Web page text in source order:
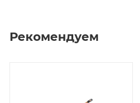
Рекомендуем